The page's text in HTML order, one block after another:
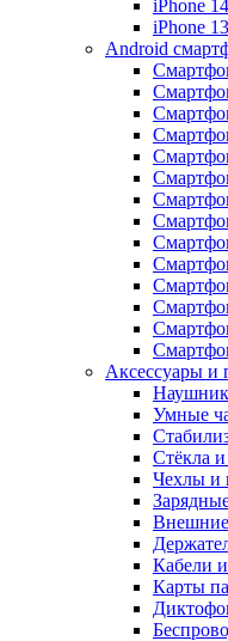
iPhone 14
iPhone 13
Android
Аксессуары и
Умные
Стёкла
Чехлы и
Кабели
Карты